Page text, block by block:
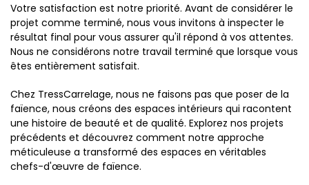
Votre satisfaction est notre priorité. Avant de considérer le
projet comme terminé, nous vous invitons à inspecter le
résultat final pour vous assurer qu'il répond à vos attentes.
Nous ne considérons notre travail terminé que lorsque vous
êtes entièrement satisfait.
Chez TressCarrelage, nous ne faisons pas que poser de la
faïence, nous créons des espaces intérieurs qui racontent
une histoire de beauté et de qualité. Explorez nos projets
précédents et découvrez comment notre approche
méticuleuse a transformé des espaces en véritables
chefs-d'œuvre de faïence.